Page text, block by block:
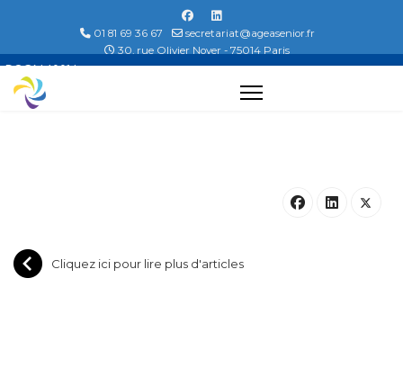
01 81 69 36 67
secretariat@ageasenior.fr
30, rue Olivier Noyer - 75014 Paris
Cliquez ici pour lire plus d'articles
DSCN4001.jpg...